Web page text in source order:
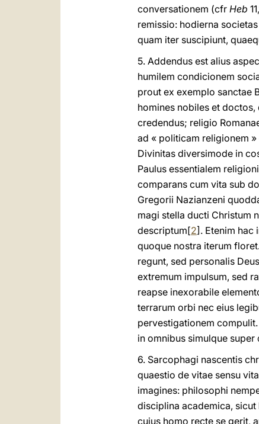
conversationem (cfr Heb
remissio: hodierna
quam iter suscipiunt,
5. Addendus est alius
humilem condicionem
prout ex exemplo sanctae
homines nobiles et doctos,
credendus; religio
ad « politicam religionem
Divinitas diversimode in
Paulus essentialem
comparans cum vita sub
Gregorii Nazianzeni
magi stella ducti Christum
descriptum[2]. Etenim hac
quoque nostra iterum
regunt, sed personalis
extremum impulsum, sed
reapse inexorabile
terrarum orbi nec eius
pervestigationem
in omnibus simulque
6. Sarcophagi nascentis
quaestio de vitae sensu
imagines: philosophi
disciplina academica,
cuius homo recte se gerit,